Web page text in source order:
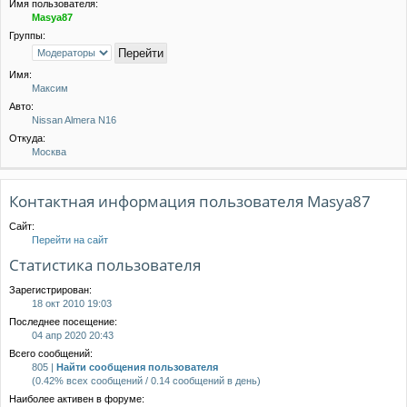
Имя пользователя:
Masya87
Группы:
Имя:
Максим
Авто:
Nissan Almera N16
Откуда:
Москва
Контактная информация пользователя Masya87
Сайт:
Перейти на сайт
Статистика пользователя
Зарегистрирован:
18 окт 2010 19:03
Последнее посещение:
04 апр 2020 20:43
Всего сообщений:
805 | Найти сообщения пользователя
(0.42% всех сообщений / 0.14 сообщений в день)
Наиболее активен в форуме: